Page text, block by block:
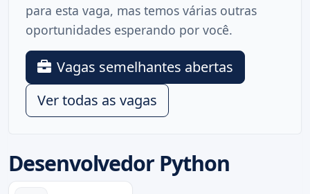
Desenvolvedor Python
para esta vaga, mas temos várias outras
oportunidades esperando por você.
Vagas semelhantes abertas
Ver todas as vagas